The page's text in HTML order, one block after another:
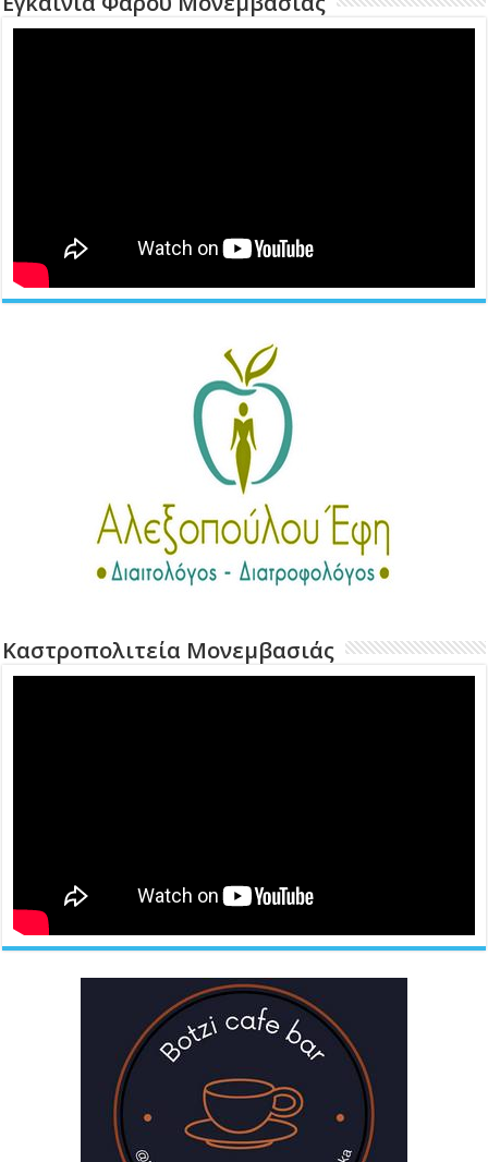
Καστροπολιτεία Μονεμβασιάς